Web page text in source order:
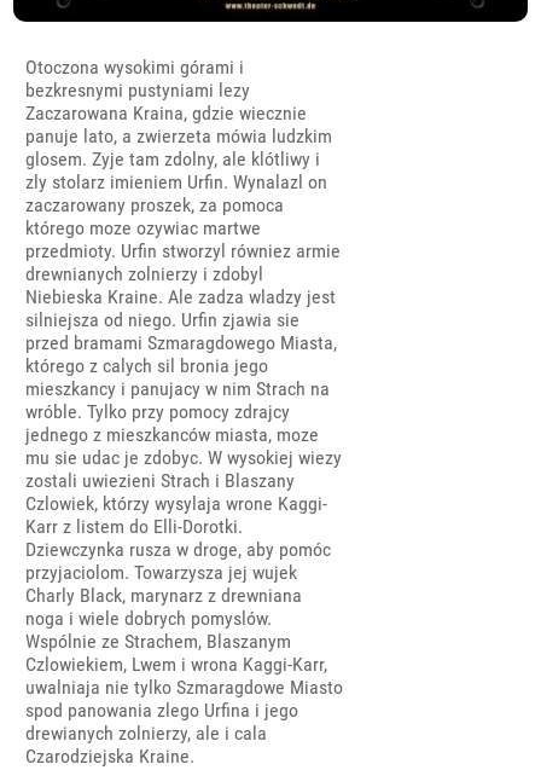
Otoczona wysokimi górami i
bezkresnymi pustyniami lezy
Zaczarowana Kraina, gdzie wiecznie
panuje lato, a zwierzeta mówia ludzkim
glosem. Zyje tam zdolny, ale klótliwy i
zly stolarz imieniem Urfin. Wynalazl on
zaczarowany proszek, za pomoca
którego moze ozywiac martwe
przedmioty. Urfin stworzyl równiez armie
drewnianych zolnierzy i zdobyl
Niebieska Kraine. Ale zadza wladzy jest
silniejsza od niego. Urfin zjawia sie
przed bramami Szmaragdowego Miasta,
którego z calych sil bronia jego
mieszkancy i panujacy w nim Strach na
wróble. Tylko przy pomocy zdrajcy
jednego z mieszkanców miasta, moze
mu sie udac je zdobyc. W wysokiej wiezy
zostali uwiezieni Strach i Blaszany
Czlowiek, którzy wysylaja wrone Kaggi-
Karr z listem do Elli-Dorotki.
Dziewczynka rusza w droge, aby pomóc
przyjaciolom. Towarzysza jej wujek
Charly Black, marynarz z drewniana
noga i wiele dobrych pomyslów.
Wspólnie ze Strachem, Blaszanym
Czlowiekiem, Lwem i wrona Kaggi-Karr,
uwalniaja nie tylko Szmaragdowe Miasto
spod panowania zlego Urfina i jego
drewianych zolnierzy, ale i cala
Czarodziejska Kraine.